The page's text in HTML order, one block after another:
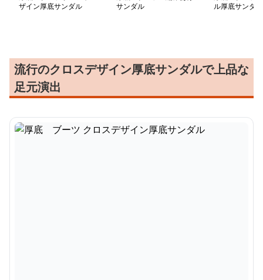
ザイン厚底サンダル
サンダル
ル厚底サンダル
流行のクロスデザイン厚底サンダルで上品な
足元演出